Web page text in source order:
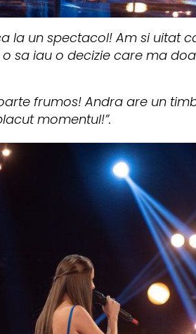
la un spectacol! Am si uitat
sa iau o decizie care ma
frumos! Andra are un
momentul!”.